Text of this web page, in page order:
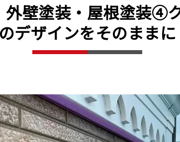
外壁塗装・屋根塗装④
デザインをそのままに